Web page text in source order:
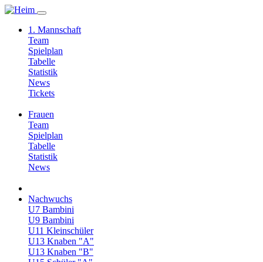
1. Mannschaft
Team
Spielplan
Tabelle
Statistik
News
Tickets
Frauen
Team
Spielplan
Tabelle
Statistik
News
Nachwuchs
U7 Bambini
U9 Bambini
U11 Kleinschüler
U13 Knaben "A"
U13 Knaben "B"